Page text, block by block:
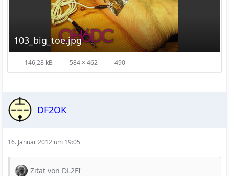
103_big_toe.jpg
146,28 kB 584 × 462 490
DF2OK
16. Januar 2012 um 19:05
Zitat von DL2FI